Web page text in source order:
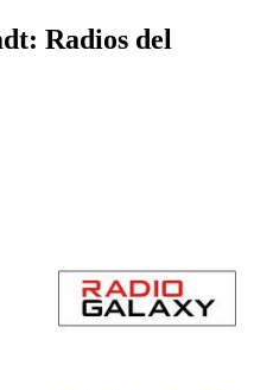
Radios del